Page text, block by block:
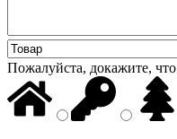
Пожалуйста, докажите,